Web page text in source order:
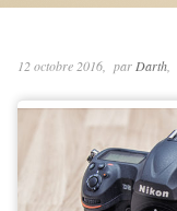
12 octobre 2016 parDarth